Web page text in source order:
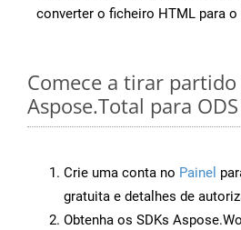
converter o ficheiro HTML para
Comece a tirar partido
Aspose.Total para
Crie uma conta no Painel
gratuita e detalhes de
Obtenha os SDKs